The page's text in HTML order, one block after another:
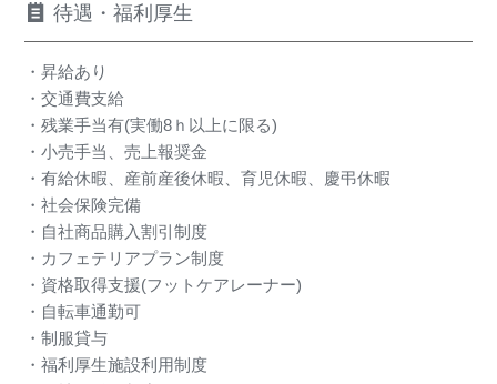
待遇・福利厚生
・昇給あり
・交通費支給
・残業手当有(実働8ｈ以上に限る)
・小売手当、売上報奨金
・有給休暇、産前産後休暇、育児休暇、慶弔休暇
・社会保険完備
・自社商品購入割引制度
・カフェテリアプラン制度
・資格取得支援(フットケアレーナー)
・自転車通勤可
・制服貸与
・福利厚生施設利用制度